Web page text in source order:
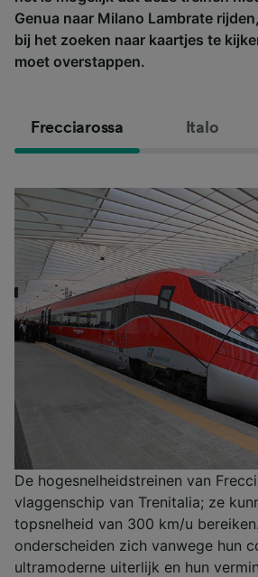
Genua naar Milano Lambrate
bij het zoeken naar kaartjes te
moet overstappen.
Frecciarossa Italo
De hogesnelheidstreinen van
vlaggenschip van Trenitalia; ze
topsnelheid van 300 km/u
onderscheiden zich vanwege hun
ultramoderne uiterlijk en hun